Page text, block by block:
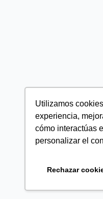
Utilizamos
experiencia,
cómo interactúas
personalizar el
Rechazar